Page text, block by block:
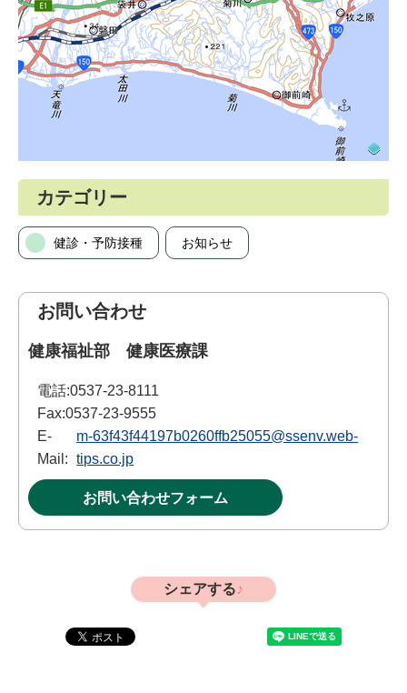
カテゴリー
健診・予防接種 お知らせ
お問い合わせ
健康福祉部 健康医療課
電話:0537-23-8111
Fax:0537-23-9555
E-
Mail:
m-63f43f44197b0260ffb25055@ssenv.web-
tips.co.jp
お問い合わせフォーム
シェアする